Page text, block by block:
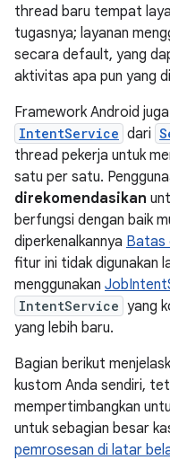
thread baru tempat
tugasnya; layanan
secara default, yang
aktivitas apa pun yang
Framework Android
IntentService dari
thread pekerja untuk
satu per satu.
direkomendasikan
berfungsi dengan baik
diperkenalkannya Batas
fitur ini tidak digunakan
menggunakan
IntentService yang
yang lebih baru.
Bagian berikut
kustom Anda sendiri,
mempertimbangkan
untuk sebagian besar
pemrosesan di latar